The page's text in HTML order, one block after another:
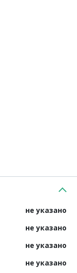
не указано
не указано
не указано
не указано